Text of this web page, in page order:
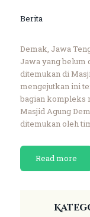
Berita
Demak, Jawa
Jawa yang belum
ditemukan di
mengejutkan ini
bagian kompleks
Masjid Agung
ditemukan oleh
Read more